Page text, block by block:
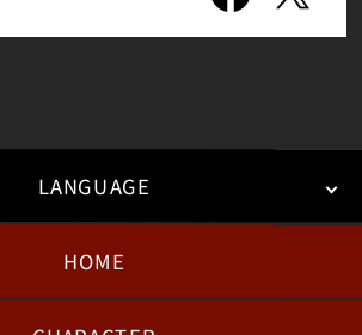
LANGUAGE
English
HOME